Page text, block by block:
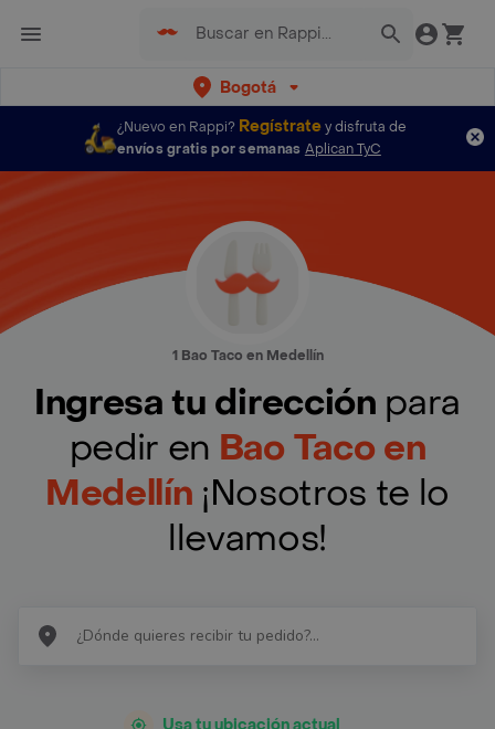
Bogotá
¿Nuevo en Rappi? Regístratey disfruta de
envíos gratis por semanas Aplican TyC
1 Bao Taco en Medellín
Ingresa tu dirección para
pedir en Bao Taco en
Medellín ¡Nosotros te lo
llevamos!